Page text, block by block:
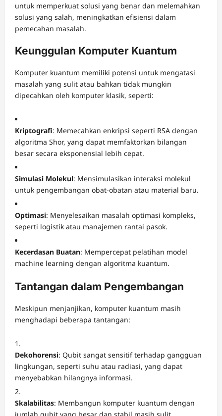
untuk memperkuat solusi yang benar dan melemahkan
solusi yang salah, meningkatkan efisiensi dalam
pemecahan masalah.
Keunggulan Komputer Kuantum
Komputer kuantum memiliki potensi untuk mengatasi
masalah yang sulit atau bahkan tidak mungkin
dipecahkan oleh komputer klasik, seperti:
Kriptografi: Memecahkan enkripsi seperti RSA dengan
algoritma Shor, yang dapat memfaktorkan bilangan
besar secara eksponensial lebih cepat.
Simulasi Molekul: Mensimulasikan interaksi molekul
untuk pengembangan obat-obatan atau material baru.
Optimasi: Menyelesaikan masalah optimasi kompleks,
seperti logistik atau manajemen rantai pasok.
Kecerdasan Buatan: Mempercepat pelatihan model
machine learning dengan algoritma kuantum.
Tantangan dalam Pengembangan
Meskipun menjanjikan, komputer kuantum masih
menghadapi beberapa tantangan:
Dekohorensi: Qubit sangat sensitif terhadap gangguan
lingkungan, seperti suhu atau radiasi, yang dapat
menyebabkan hilangnya informasi.
Skalabilitas: Membangun komputer kuantum dengan